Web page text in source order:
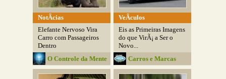
NotÃ­cias
Elefante Nervoso Vira
Carro com Passageiros
Dentro
O Controle da Mente
VeÃ­culos
Eis as Primeiras Imagens
do que VirÃ¡ a Ser o
Novo...
Carros e Marcas